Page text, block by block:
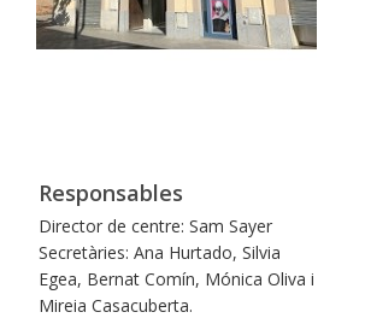
Responsables
Director de centre: Sam Sayer
Secretàries: Ana Hurtado, Silvia
Egea, Bernat Comín, Mónica Oliva i
Mireia Casacuberta.